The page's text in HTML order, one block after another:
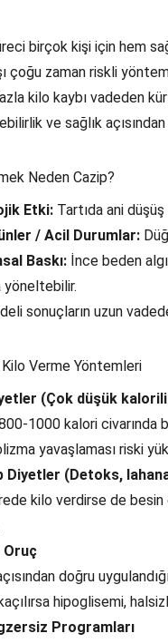
birçok kişi için hem
çoğu zaman riskli
kilo kaybı vadeden
ve sağlık
Neden Cazip?
Etki: Tartıda ani
/ Acil Durumlar:
Baskı: İnce beden
yöneltebilir.
sonuçların uzun
Kilo Verme Yöntemleri
(Çok düşük
1000 kalori civarında
yavaşlaması riski
Diyetler (Detoks,
kilo verdirse de
Oruç
doğru
kaçılırsa hipoglisemi,
Programları